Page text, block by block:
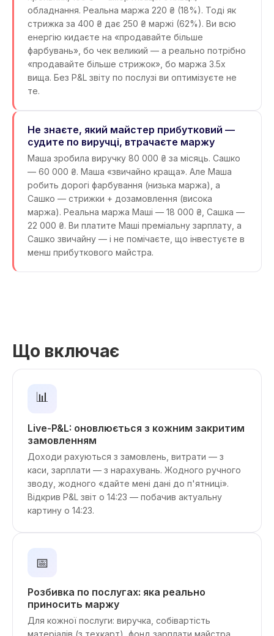
обладнання. Реальна маржа 220 ₴ (18%). Тоді як
стрижка за 400 ₴ дає 250 ₴ маржі (62%). Ви всю
енергію кидаєте на «продавайте більше
фарбувань», бо чек великий — а реально потрібно
«продавайте більше стрижок», бо маржа 3.5x
вища. Без P&L звіту по послузі ви оптимізуєте не
те.
Не знаєте, який майстер прибутковий —
судите по виручці, втрачаєте маржу
Маша зробила виручку 80 000 ₴ за місяць. Сашко
— 60 000 ₴. Маша «звичайно краща». Але Маша
робить дорогі фарбування (низька маржа), а
Сашко — стрижки + дозамовлення (висока
маржа). Реальна маржа Маші — 18 000 ₴, Сашка —
22 000 ₴. Ви платите Маші преміальну зарплату, а
Сашко звичайну — і не помічаєте, що інвестуєте в
менш прибуткового майстра.
Що включає
📊
Live-P&L: оновлюється з кожним закритим
замовленням
Доходи рахуються з замовлень, витрати — з
каси, зарплати — з нарахувань. Жодного ручного
зводу, жодного «дайте мені дані до п'ятниці».
Відкрив P&L звіт о 14:23 — побачив актуальну
картину о 14:23.
📅
Розбивка по послугах: яка реально
приносить маржу
Для кожної послуги: виручка, собівартість
матеріалів (з техкарт), фонд зарплати майстра,